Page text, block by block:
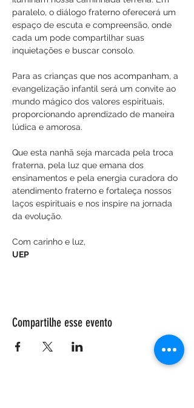
paralelo, o diálogo fraterno oferecerá um
espaço de escuta e compreensão, onde
cada um pode compartilhar suas
inquietações e buscar consolo.
Para as crianças que nos acompanham, a
evangelização infantil será um convite ao
mundo mágico dos valores espirituais,
proporcionando aprendizado de maneira
lúdica e amorosa.
Que esta nanhã seja marcada pela troca
fraterna, pela luz que emana dos
ensinamentos e pela energia curadora do
atendimento fraterno e fortaleça nossos
laços espirituais e nos inspire na jornada
da evolução.
Com carinho e luz,
UEP
Compartilhe esse evento